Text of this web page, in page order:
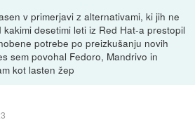
v primerjavi z alternativami, ki jih ne
desetimi leti iz Red Hat-a prestopil
potrebe po preizkušanju novih
sem povohal Fedoro, Mandrivo in
kot lasten žep